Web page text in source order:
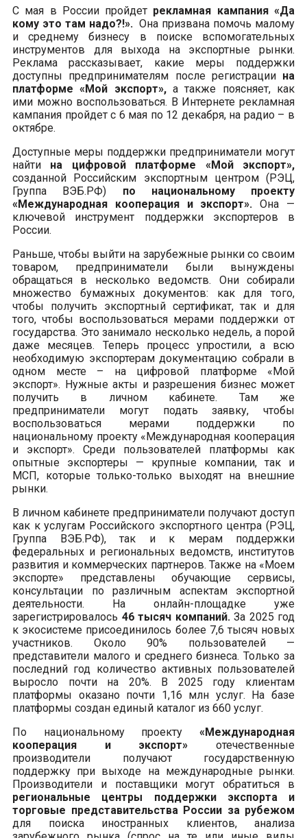
С мая в России пройдет рекламная кампания «Да
кому это там надо?!».Она призвана помочь малому
и среднему бизнесу в поиске вспомогательных
инструментов для выхода на экспортные рынки.
Реклама рассказывает, какие меры поддержки
доступны предпринимателям после регистрации на
платформе «Мой экспорт»,а также поясняет, как
ими можно воспользоваться. В Интернете рекламная
кампания пройдет с 6 мая по 12 декабря, на радио – в
октябре.
Доступные меры поддержки предприниматели могут
найти на цифровой платформе «Мой экспорт»,
созданной Российским экспортным центром (РЭЦ,
Группа ВЭБ.РФ) по национальному проекту
«Международная кооперация и экспорт».Она —
ключевой инструмент поддержки экспортеров в
России.
Раньше, чтобы выйти на зарубежные рынки со своим
товаром, предприниматели были вынуждены
обращаться в несколько ведомств. Они собирали
множество бумажных документов: как для того,
чтобы получить экспортный сертификат, так и для
того, чтобы воспользоваться мерами поддержки от
государства. Это занимало несколько недель, а порой
даже месяцев. Теперь процесс упростили, а всю
необходимую экспортерам документацию собрали в
одном месте – на цифровой платформе «Мой
экспорт». Нужные акты и разрешения бизнес может
получить в личном кабинете. Там же
предприниматели могут подать заявку, чтобы
воспользоваться мерами поддержки по
национальному проекту «Международная кооперация
и экспорт». Среди пользователей платформы как
опытные экспортеры — крупные компании, так и
МСП, которые только-только выходят на внешние
рынки.
В личном кабинете предприниматели получают доступ
как к услугам Российского экспортного центра (РЭЦ,
Группа ВЭБ.РФ), так и к мерам поддержки
федеральных и региональных ведомств, институтов
развития и коммерческих партнеров. Также на «Моем
экспорте» представлены обучающие сервисы,
консультации по различным аспектам экспортной
деятельности. На онлайн-площадке уже
зарегистрировалось 46 тысяч компаний. За 2025 год
к экосистеме присоединилось более 7,6 тысяч новых
участников. Около 90% пользователей —
представители малого и среднего бизнеса. Только за
последний год количество активных пользователей
выросло почти на 20%. В 2025 году клиентам
платформы оказано почти 1,16 млн услуг. На базе
платформы создан единый каталог из 660 услуг.
По национальному проекту «Международная
кооперация и экспорт» отечественные
производители получают государственную
поддержку при выходе на международные рынки.
Производители и поставщики могут обратиться в
региональные центры поддержки экспорта и
торговые представительства России за рубежом
для поиска иностранных клиентов, анализа